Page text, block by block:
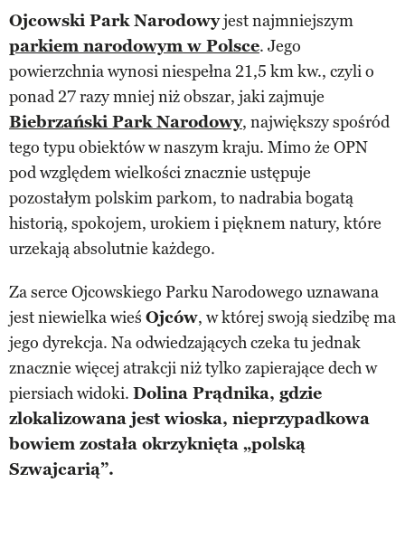
Ojcowski Park Narodowyjest najmniejszym
parkiem narodowym w Polsce. Jego
powierzchnia wynosi niespełna 21,5 km kw., czyli o
ponad 27 razy mniej niż obszar, jaki zajmuje
Biebrzański Park Narodowy, największy spośród
tego typu obiektów w naszym kraju. Mimo że OPN
pod względem wielkości znacznie ustępuje
pozostałym polskim parkom, to nadrabia bogatą
historią, spokojem, urokiem i pięknem natury, które
urzekają absolutnie każdego.
Za serce Ojcowskiego Parku Narodowego uznawana
jest niewielka wieś Ojców, w której swoją siedzibę ma
jego dyrekcja. Na odwiedzających czeka tu jednak
znacznie więcej atrakcji niż tylko zapierające dech w
piersiach widoki. Dolina Prądnika, gdzie
zlokalizowana jest wioska, nieprzypadkowa
bowiem została okrzyknięta „polską
Szwajcarią”.